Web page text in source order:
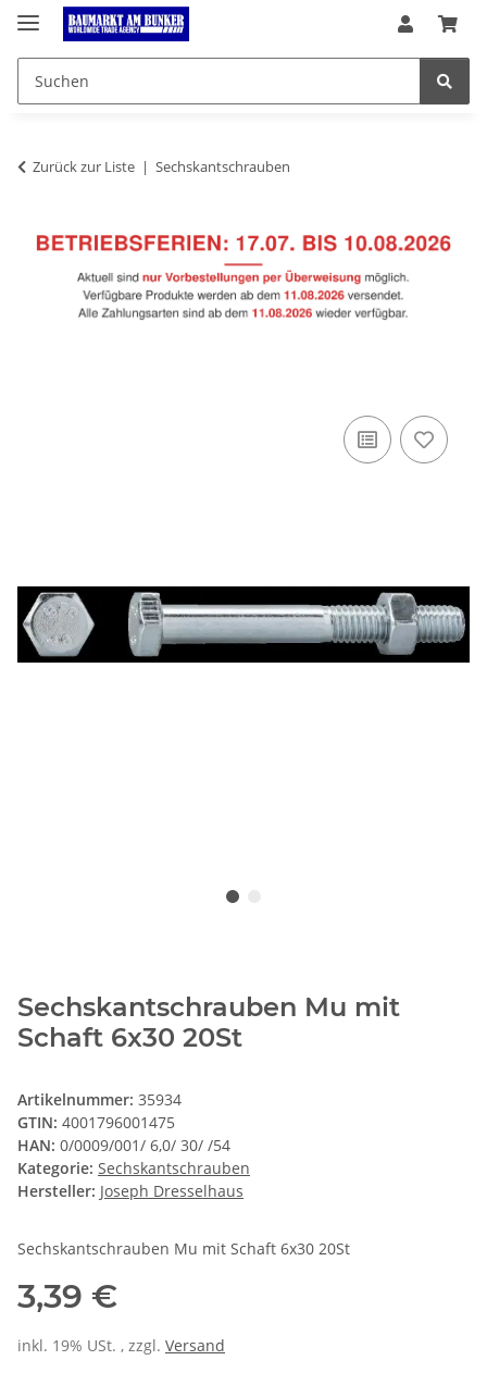
Zurück zur Liste Sechskantschrauben
Sechskantschrauben Mu mit
Schaft 6x30 20St
Artikelnummer: 35934
GTIN: 4001796001475
HAN: 0/0009/001/ 6,0/ 30/ /54
Kategorie: Sechskantschrauben
Hersteller: Joseph Dresselhaus
Sechskantschrauben Mu mit Schaft 6x30 20St
3,39 €
inkl. 19% USt. , zzgl. Versand